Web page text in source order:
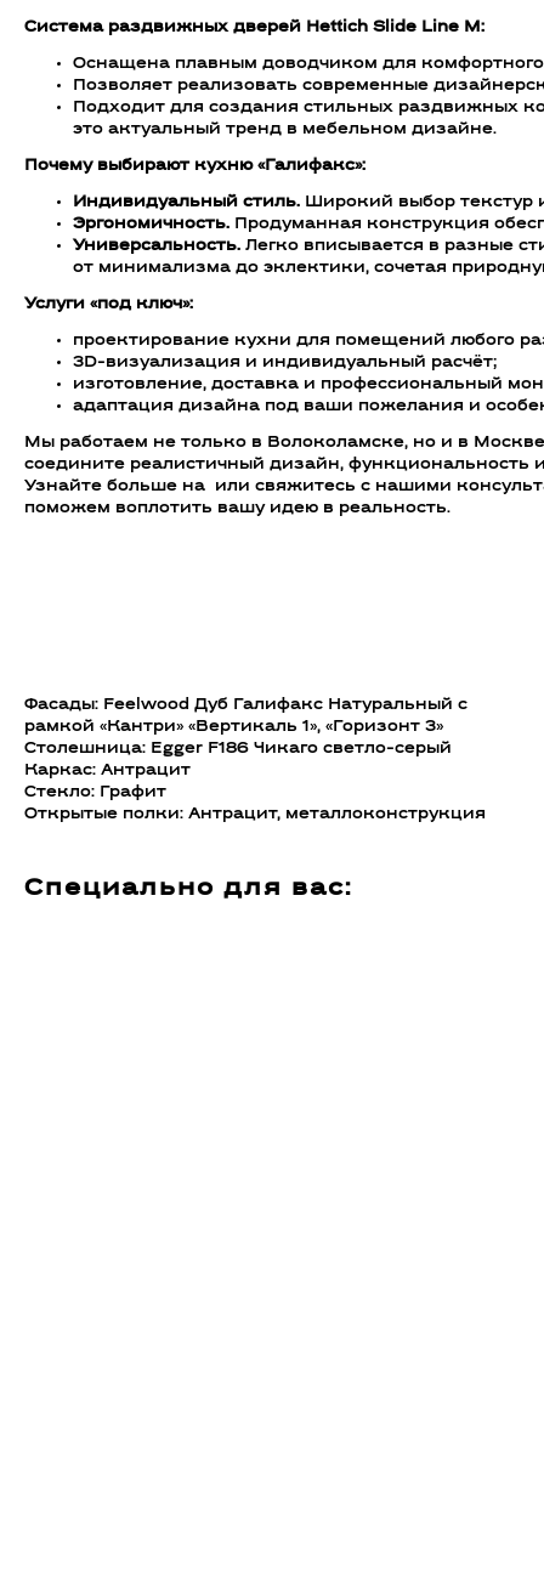
Система раздвижных дверей Hettich Slide Line M:
Оснащена плавным доводчиком для комфортного
Позволяет реализовать современные
Подходит для создания стильных раздвижных
это актуальный тренд в мебельном дизайне.
Почему выбирают кухню «Галифакс»:
Индивидуальный стиль. Широкий выбор текстур
Эргономичность. Продуманная конструкция
Универсальность. Легко вписывается в разные
от минимализма до эклектики, сочетая
Услуги «под ключ»:
проектирование кухни для помещений любого
3D-визуализация и индивидуальный расчёт;
изготовление, доставка и профессиональный
адаптация дизайна под ваши пожелания и
Мы работаем не только в Волоколамске, но и в
соедините реалистичный дизайн, функциональность
Узнайте больше на или свяжитесь с нашими
поможем воплотить вашу идею в реальность.
Фасады: Feelwood Дуб Галифакс Натуральный с
рамкой «Кантри» «Вертикаль 1», «Горизонт 3»
Столешница: Egger F186 Чикаго светло-серый
Каркас: Антрацит
Стекло: Графит
Открытые полки: Антрацит, металлоконструкция
Специально для вас: